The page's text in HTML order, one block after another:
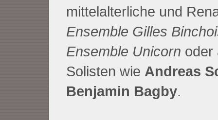
mittelalterliche und
Ensemble Gilles
Ensemble Unicorn oder
Solisten wie Andreas
Benjamin Bagby.